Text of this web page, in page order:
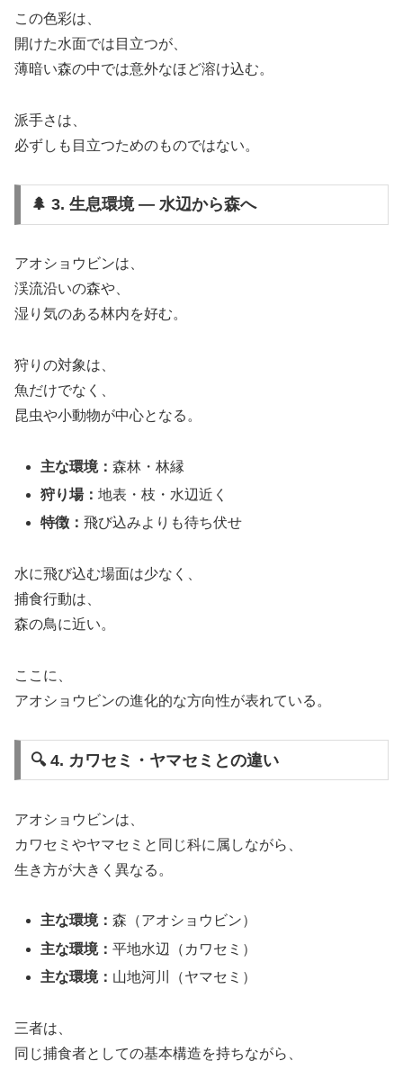
この色彩は、
開けた水面では目立つが、
薄暗い森の中では意外なほど溶け込む。
派手さは、
必ずしも目立つためのものではない。
🌲 3. 生息環境 ― 水辺から森へ
アオショウビンは、
渓流沿いの森や、
湿り気のある林内を好む。
狩りの対象は、
魚だけでなく、
昆虫や小動物が中心となる。
主な環境：森林・林縁
狩り場：地表・枝・水辺近く
特徴：飛び込みよりも待ち伏せ
水に飛び込む場面は少なく、
捕食行動は、
森の鳥に近い。
ここに、
アオショウビンの進化的な方向性が表れている。
🔍 4. カワセミ・ヤマセミとの違い
アオショウビンは、
カワセミやヤマセミと同じ科に属しながら、
生き方が大きく異なる。
主な環境：森（アオショウビン）
主な環境：平地水辺（カワセミ）
主な環境： 山地河川（ヤマセミ）
三者は、
同じ捕食者としての基本構造を持ちながら、